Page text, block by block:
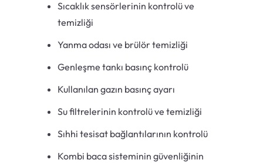
Sıcaklık sensörlerinin kontrolü ve
temizliği
Yanma odası ve brülör temizliği
Genleşme tankı basınç kontrolü
Kullanılan gazın basınç ayarı
Su filtrelerinin kontrolü ve temizliği
Sıhhi tesisat bağlantılarının kontrolü
Kombi baca sisteminin güvenliğinin